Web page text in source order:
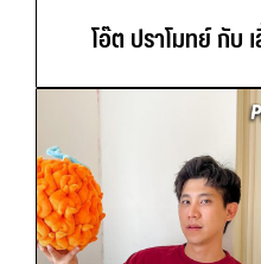
โอ๊ต ปราโมทย์ กับ